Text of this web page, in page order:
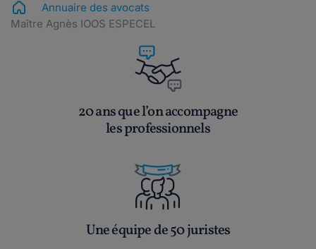
Annuaire des avocats
Maître Agnès IOOS ESPECEL
20 ans que l’on accompagne
les professionnels
Une équipe de 50 juristes